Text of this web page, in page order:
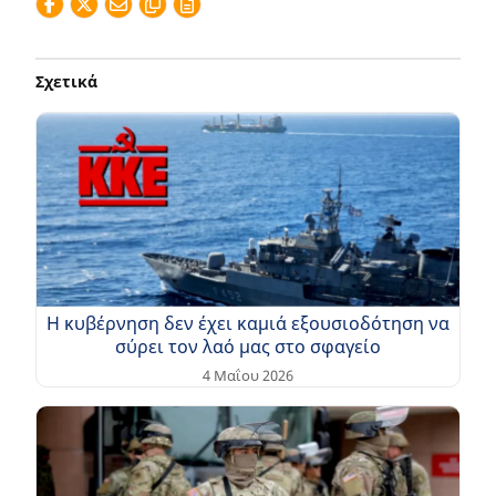
Σχετικά
Η κυβέρνηση δεν έχει καμιά εξουσιοδότηση να
σύρει τον λαό μας στο σφαγείο
4 Μαΐου 2026